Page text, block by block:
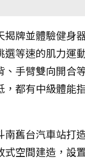
揭牌並體驗健身
選等速的肌力運
、手臂雙向開合
，都有中級體能
南舊台汽車站打
式空間建造，設